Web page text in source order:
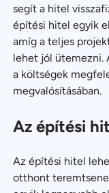
segít a hitel
építési hitel egyik
amíg a teljes
lehet jól ütemezni.
a költségek
megvalósításában.
Az építési
Az építési hitel
otthont